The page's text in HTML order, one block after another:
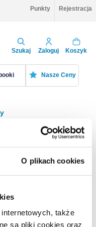
O plikach cookies
także
są pliki cookies oraz
Punkty Rejestracja
Szukaj Zaloguj Koszyk
Nasze Ceny
Sortuj
Na stronie